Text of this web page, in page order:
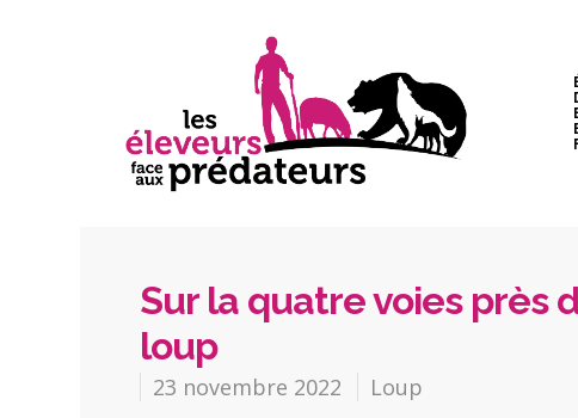
Sur la quatre voies près
loup
23 novembre 2022 Loup